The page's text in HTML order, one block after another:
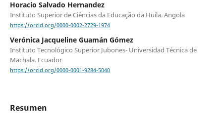
Horacio Salvado Hernandez
Instituto Superior de Ciências da Educação da Huíla. Angola
https://orcid.org/0000-0002-2729-1974
Verónica Jacqueline Guamán Gómez
Instituto Tecnológico Superior Jubones- Universidad Técnica de
Machala. Ecuador
https://orcid.org/0000-0001-9284-5040
Resumen